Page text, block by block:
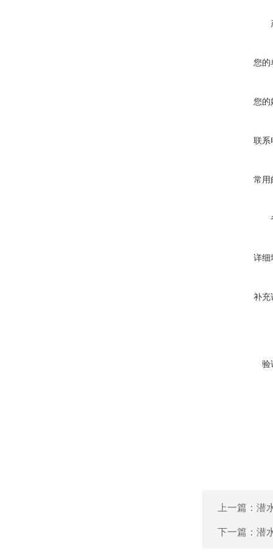
您的
您的
联系
常用
详细
补充
验
上一篇： 潜
下一篇： 潜